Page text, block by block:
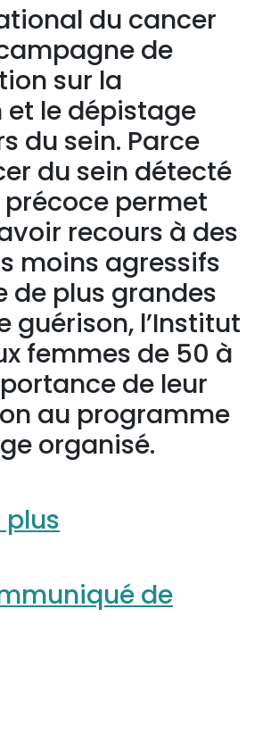
du cancer
de
sur la
le dépistage
du sein. Parce
du sein détecté
permet
recours à des
moins agressifs
de plus grandes
guérison, l’Institut
femmes de 50 à
de leur
au programme
organisé.
plus
de